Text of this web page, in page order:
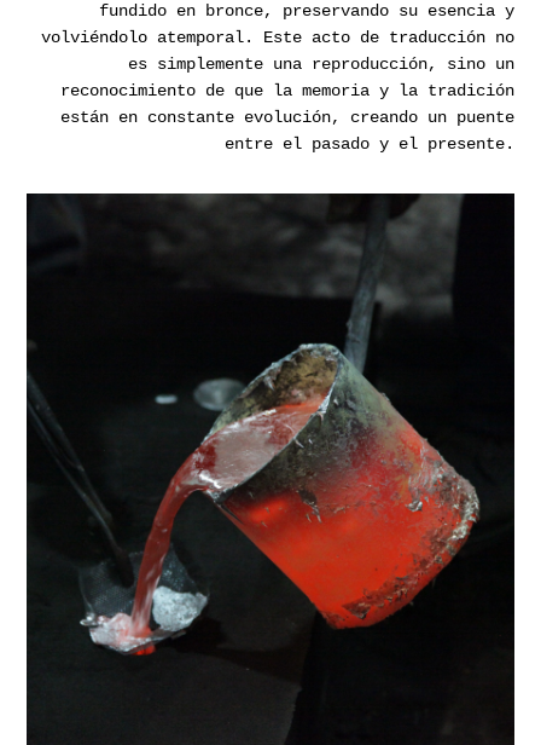
fundido en bronce, preservando su esencia y
volviéndolo atemporal. Este acto de traducción no
es simplemente una reproducción, sino un
reconocimiento de que la memoria y la tradición
están en constante evolución, creando un puente
entre el pasado y el presente.